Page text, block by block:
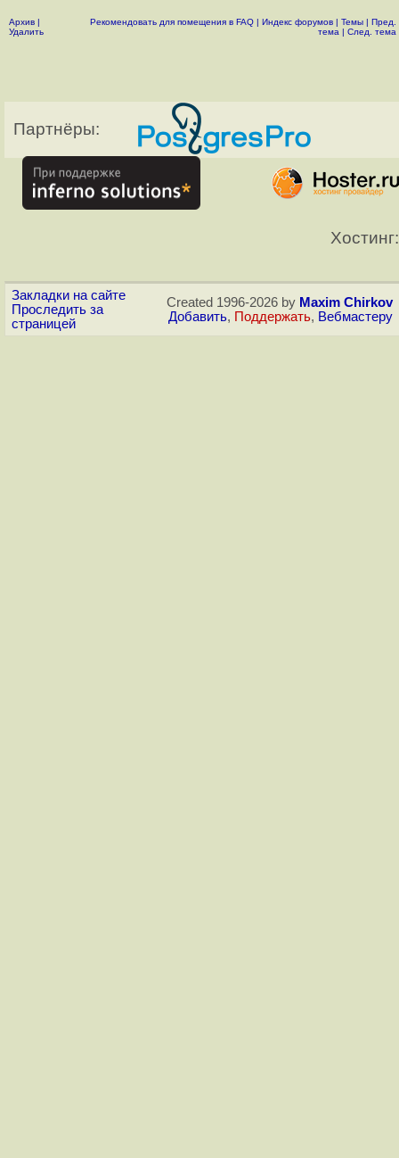
Архив |
Удалить
Рекомендовать для помещения в FAQ | Индекс форумов | Темы | Пред.
тема | След. тема
Партнёры:
Хостинг:
Закладки на сайте
Проследить за
страницей
Created 1996-2026 by Maxim Chirkov
Добавить, Поддержать, Вебмастеру